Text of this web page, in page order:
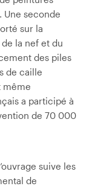
Une seconde
sur la
la nef et du
des piles
de caille
même
a participé à
de 70 000
suive les
de